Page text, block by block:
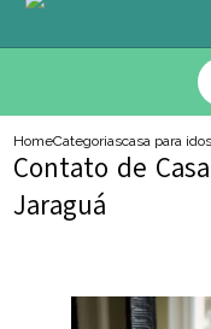
HomeCategoriascasa para
Contato de
Jaraguá